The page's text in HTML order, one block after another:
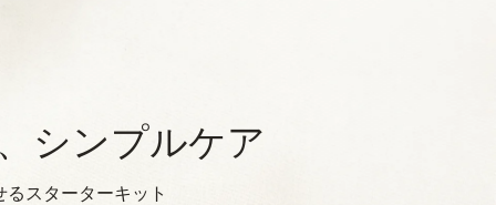
シンプルケア
スターターキット